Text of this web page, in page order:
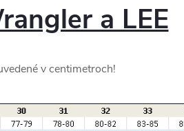
a LEE
v centimetroch!